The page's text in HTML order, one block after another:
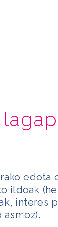
edota
ildoak
interes